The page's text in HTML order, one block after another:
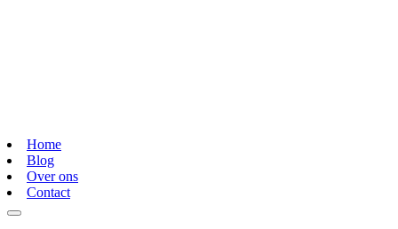
Home
Blog
Over ons
Contact